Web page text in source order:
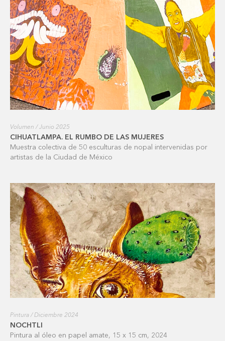
Volumen / Junio 2025
CIHUATLAMPA. EL RUMBO DE LAS MUJERES
Muestra colectiva de 50 esculturas de nopal intervenidas por
artistas de la Ciudad de México
Pintura / Diciembre 2024
NOCHTLI
Pintura al óleo en papel amate, 15 x 15 cm, 2024